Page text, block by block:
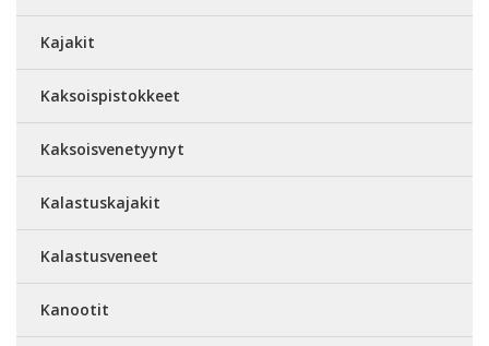
Kajakit
Kaksoispistokkeet
Kaksoisvenetyynyt
Kalastuskajakit
Kalastusveneet
Kanootit